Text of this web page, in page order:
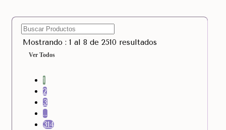
Mostrando : 1 al 8 de 2510 resultados
Ver Todos
1
2
3
…
314